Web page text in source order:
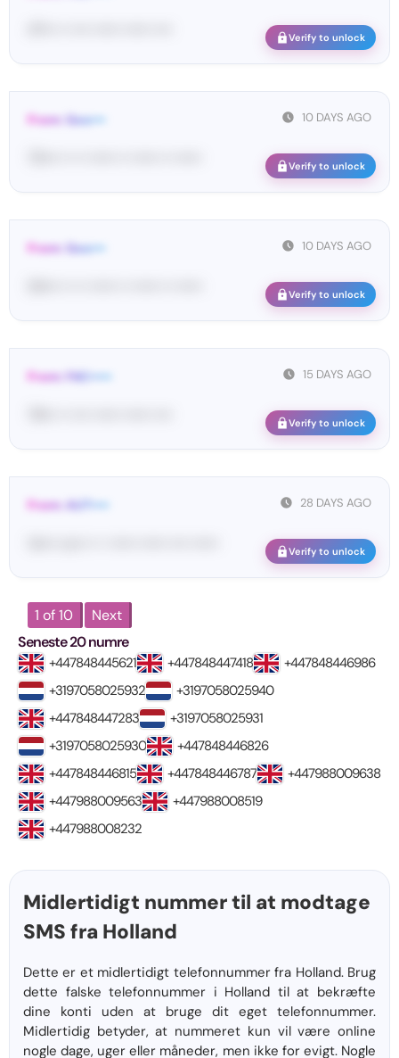
Verify to unlock
10 DAYS AGO
From: Goo•••
Verify to unlock
10 DAYS AGO
From: Goo•••
Verify to unlock
15 DAYS AGO
From: FAC•••••
Verify to unlock
28 DAYS AGO
From: AUT••••
Verify to unlock
1 of 10
Next
Seneste 20 numre
+447848445621 +447848447418
+447848446986
+3197058025932
+3197058025940
+447848447283
+3197058025931
+3197058025930
+447848446826
+447848446815
+447848446787
+447988009638
+447988009563
+447988008519
+447988008232
Midlertidigt nummer til at modtage
SMS fra Holland
Dette er et midlertidigt telefonnummer fra Holland. Brug
dette falske telefonnummer i Holland til at bekræfte
dine konti uden at bruge dit eget telefonnummer.
Midlertidig betyder, at nummeret kun vil være online
nogle dage, uger eller måneder, men ikke for evigt. Nogle